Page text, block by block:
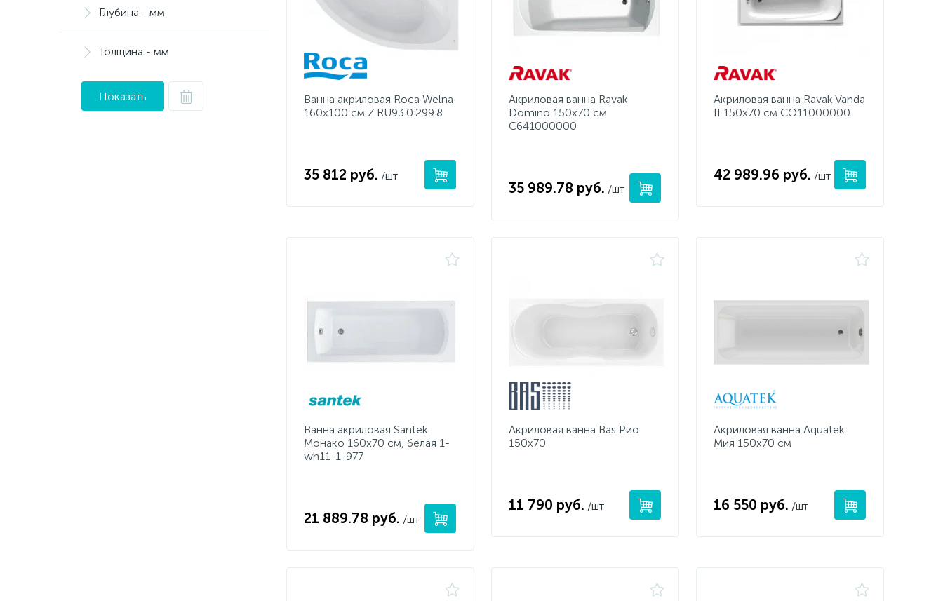
Глубина - мм
Толщина - мм
Показать
Ванна акриловая Roca Welna
160х100 см Z.RU93.0.299.8
35 812 руб. /шт
Акриловая ванна Ravak
Domino 150x70 см
C641000000
35 989.78 руб. /шт
Акриловая ванна Ravak Vanda
II 150х70 см CO11000000
42 989.96 руб. /шт
Ванна акриловая Santek
Монако 160х70 см, белая 1-
wh11-1-977
21 889.78 руб. /шт
Акриловая ванна Bas Рио
150х70
11 790 руб. /шт
Акриловая ванна Aquatek
Мия 150х70 см
16 550 руб. /шт